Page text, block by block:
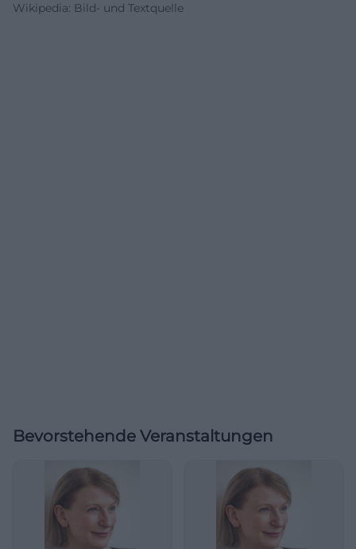
Wikipedia: Bild- und Textquelle
Bevorstehende Veranstaltungen